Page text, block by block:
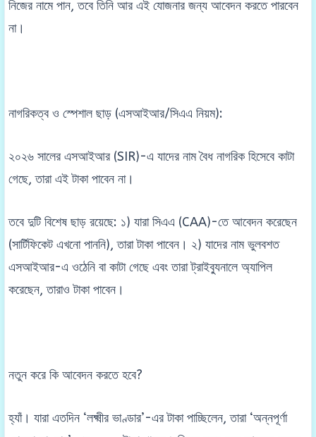
নিজের নামে পান, তবে তিনি আর এই যোজনার জন্য আবেদন করতে পারবেন
না।
নাগরিকত্ব ও স্পেশাল ছাড় (এসআইআর/সিএএ নিয়ম):
২০২৬ সালের এসআইআর (SIR)-এ যাদের নাম বৈধ নাগরিক হিসেবে কাটা
গেছে, তারা এই টাকা পাবেন না।
তবে দুটি বিশেষ ছাড় রয়েছে: ১) যারা সিএএ (CAA)-তে আবেদন করেছেন
(সার্টিফিকেট এখনো পাননি), তারা টাকা পাবেন। ২) যাদের নাম ভুলবশত
এসআইআর-এ ওঠেনি বা কাটা গেছে এবং তারা ট্রাইব্যুনালে অ্যাপিল
করেছেন, তারাও টাকা পাবেন।
নতুন করে কি আবেদন করতে হবে?
হ্যাঁ। যারা এতদিন ‘লক্ষ্মীর ভাণ্ডার’-এর টাকা পাচ্ছিলেন, তারা ‘অন্নপূর্ণা